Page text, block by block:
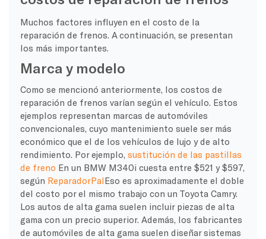
Muchos factores influyen en el costo de la
reparación de frenos. A continuación, se presentan
los más importantes.
Marca y modelo
Como se mencionó anteriormente, los costos de
reparación de frenos varían según el vehículo. Estos
ejemplos representan marcas de automóviles
convencionales, cuyo mantenimiento suele ser más
económico que el de los vehículos de lujo y de alto
rendimiento. Por ejemplo, sustitución de las pastillas
de freno En un BMW M340i cuesta entre $521 y $597,
según ReparadorPalEso es aproximadamente el doble
del costo por el mismo trabajo con un Toyota Camry.
Los autos de alta gama suelen incluir piezas de alta
gama con un precio superior. Además, los fabricantes
de automóviles de alta gama suelen diseñar sistemas